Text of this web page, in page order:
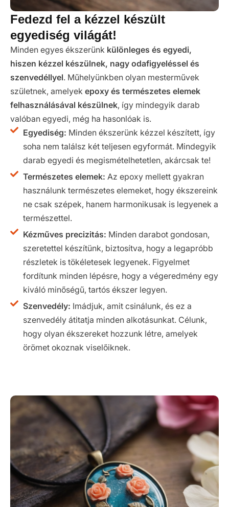
Fedezd fel a kézzel készült
egyediség világát!
Minden egyes ékszerünk különleges és egyedi,
hiszen kézzel készülnek, nagy odafigyeléssel és
szenvedéllyel. Műhelyünkben olyan mesterművek
születnek, amelyek epoxy és természetes elemek
felhasználásával készülnek, így mindegyik darab
valóban egyedi, még ha hasonlóak is.
Egyediség: Minden ékszerünk kézzel készített, így
soha nem találsz két teljesen egyformát. Mindegyik
darab egyedi és megismételhetetlen, akárcsak te!
Természetes elemek: Az epoxy mellett gyakran
használunk természetes elemeket, hogy ékszereink
ne csak szépek, hanem harmonikusak is legyenek a
természettel.
Kézműves precizitás: Minden darabot gondosan,
szeretettel készítünk, biztosítva, hogy a legapróbb
részletek is tökéletesek legyenek. Figyelmet
fordítunk minden lépésre, hogy a végeredmény egy
kiváló minőségű, tartós ékszer legyen.
Szenvedély: Imádjuk, amit csinálunk, és ez a
szenvedély átitatja minden alkotásunkat. Célunk,
hogy olyan ékszereket hozzunk létre, amelyek
örömet okoznak viselőiknek.